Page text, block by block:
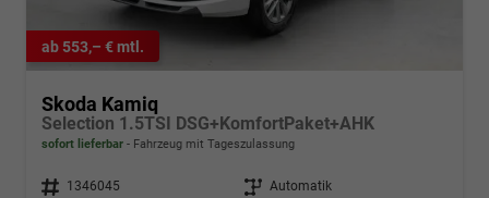
ab 553,– € mtl.
Skoda Kamiq
Selection 1.5TSI DSG+KomfortPaket+AHK
sofort lieferbar Fahrzeug mit Tageszulassung
Fahrzeugnr. 1346045 Getriebe Automatik